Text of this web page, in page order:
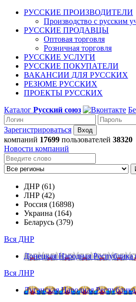
РУССКИЕ ПРОИЗВОДИТЕЛИ
Производство с русским
РУССКИЕ ПРОДАВЦЫ
Оптовая торговля
Розничная торговля
РУССКИЕ УСЛУГИ
РУССКИЕ ПОКУПАТЕЛИ
ВАКАНСИИ ДЛЯ РУССКИХ
РЕЗЮМЕ РУССКИХ
ПРОЕКТЫ РУССКИХ
Каталог Русский союз
Зарегистрироваться
компаний 17699 пользователей 38320
Новости компаний
ДНР (61)
ЛНР (42)
Россия (16898)
Украина (164)
Беларусь (379)
Вся ДНР
Донецкая Народная Республика
Вся ЛНР
Луганская Народная